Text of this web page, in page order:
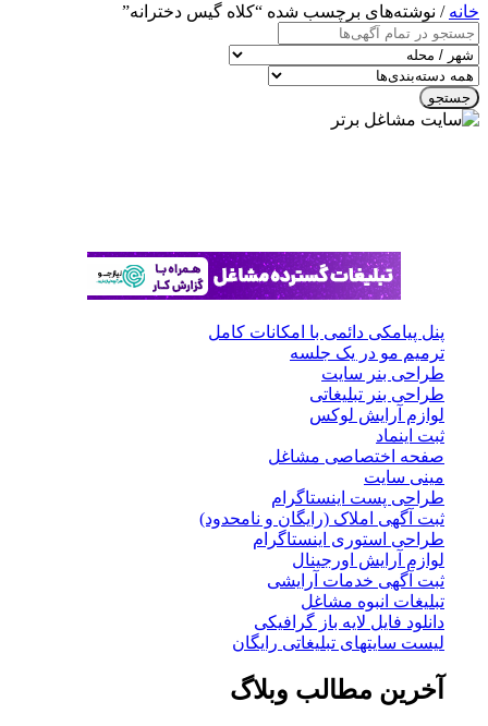
خانه / نوشته‌های برچسب شده “کلاه گیس دخترانه”
جستجو
پنل پیامکی دائمی با امکانات کامل
ترمیم مو در یک جلسه
طراحی بنر سایت
طراحی بنر تبلیغاتی
لوازم آرایش لوکس
ثبت اینماد
صفحه اختصاصی مشاغل
مینی سایت
طراحی پست اینستاگرام
ثبت آگهی املاک (رایگان و نامحدود)
طراحی استوری اینستاگرام
لوازم آرایش اورجینال
ثبت آگهی خدمات آرایشی
تبلیغات انبوه مشاغل
دانلود فایل لایه باز گرافیکی
لیست سایتهای تبلیغاتی رایگان
آخرین مطالب وبلاگ